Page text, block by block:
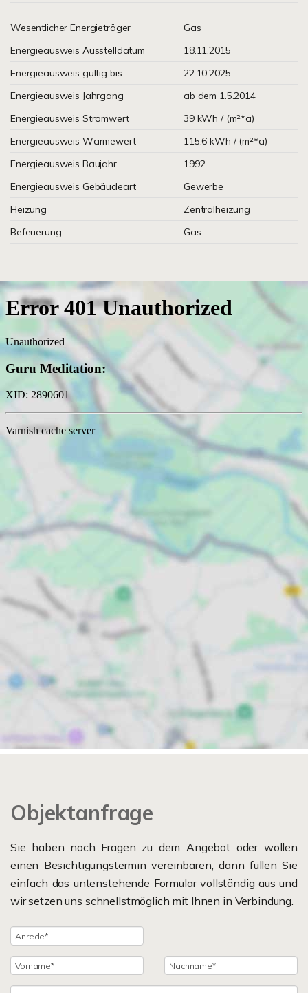
Wesentlicher Energieträger
Gas
Energieausweis Ausstelldatum
18.11.2015
Energieausweis gültig bis
22.10.2025
Energieausweis Jahrgang
ab dem 1.5.2014
Energieausweis Stromwert
39 kWh / (m²*a)
Energieausweis Wärmewert
115.6 kWh / (m²*a)
Energieausweis Baujahr
1992
Energieausweis Gebäudeart
Gewerbe
Heizung
Zentralheizung
Befeuerung
Gas
Objektanfrage
Sie haben noch Fragen zu dem Angebot oder wollen
einen Besichtigungstermin vereinbaren, dann füllen Sie
einfach das untenstehende Formular vollständig aus und
wir setzen uns schnellstmöglich mit Ihnen in Verbindung.